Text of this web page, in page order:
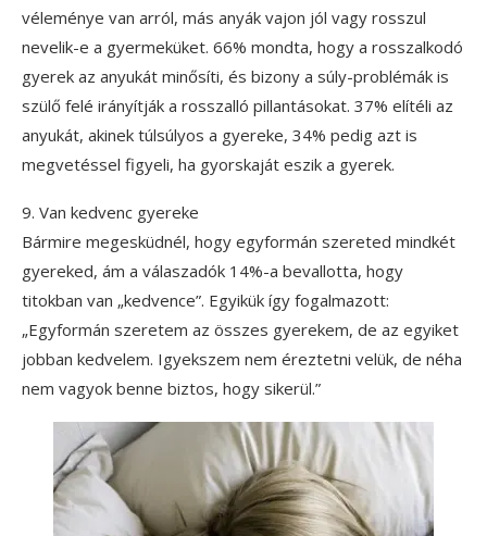
véleménye van arról, más anyák vajon jól vagy rosszul
nevelik-e a gyermeküket. 66% mondta, hogy a rosszalkodó
gyerek az anyukát minősíti, és bizony a súly-problémák is
szülő felé irányítják a rosszalló pillantásokat. 37% elítéli az
anyukát, akinek túlsúlyos a gyereke, 34% pedig azt is
megvetéssel figyeli, ha gyorskaját eszik a gyerek.
9. Van kedvenc gyereke
Bármire megesküdnél, hogy egyformán szereted mindkét
gyereked, ám a válaszadók 14%-a bevallotta, hogy
titokban van „kedvence”. Egyikük így fogalmazott:
„Egyformán szeretem az összes gyerekem, de az egyiket
jobban kedvelem. Igyekszem nem éreztetni velük, de néha
nem vagyok benne biztos, hogy sikerül.”